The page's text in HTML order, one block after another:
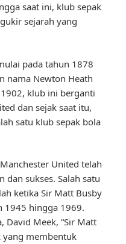
saat ini, klub sepak
sejarah yang
pada tahun 1878
nama Newton Heath
1902, klub ini berganti
dan sejak saat itu,
satu klub sepak bola
United telah
dan sukses. Salah satu
ketika Sir Matt Busby
1945 hingga 1969.
David Meek, “Sir Matt
yang membentuk